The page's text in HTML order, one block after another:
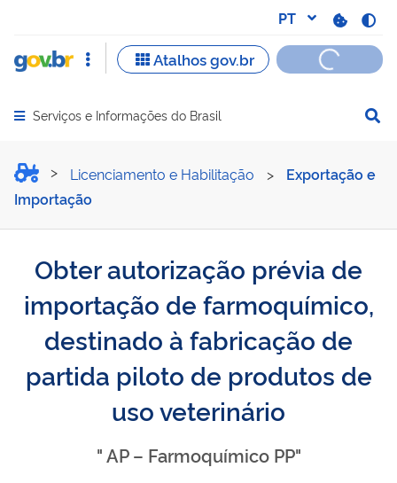
Abrir menu principal de navegação
Serviços e Informações do Brasil
Obter autorização prévia
Licenciamento e Habilitação >
Exportação e
Importação
Obter autorização prévia de
importação de farmoquímico,
destinado à fabricação de
partida piloto de produtos de
uso veterinário
" AP – Farmoquímico PP"